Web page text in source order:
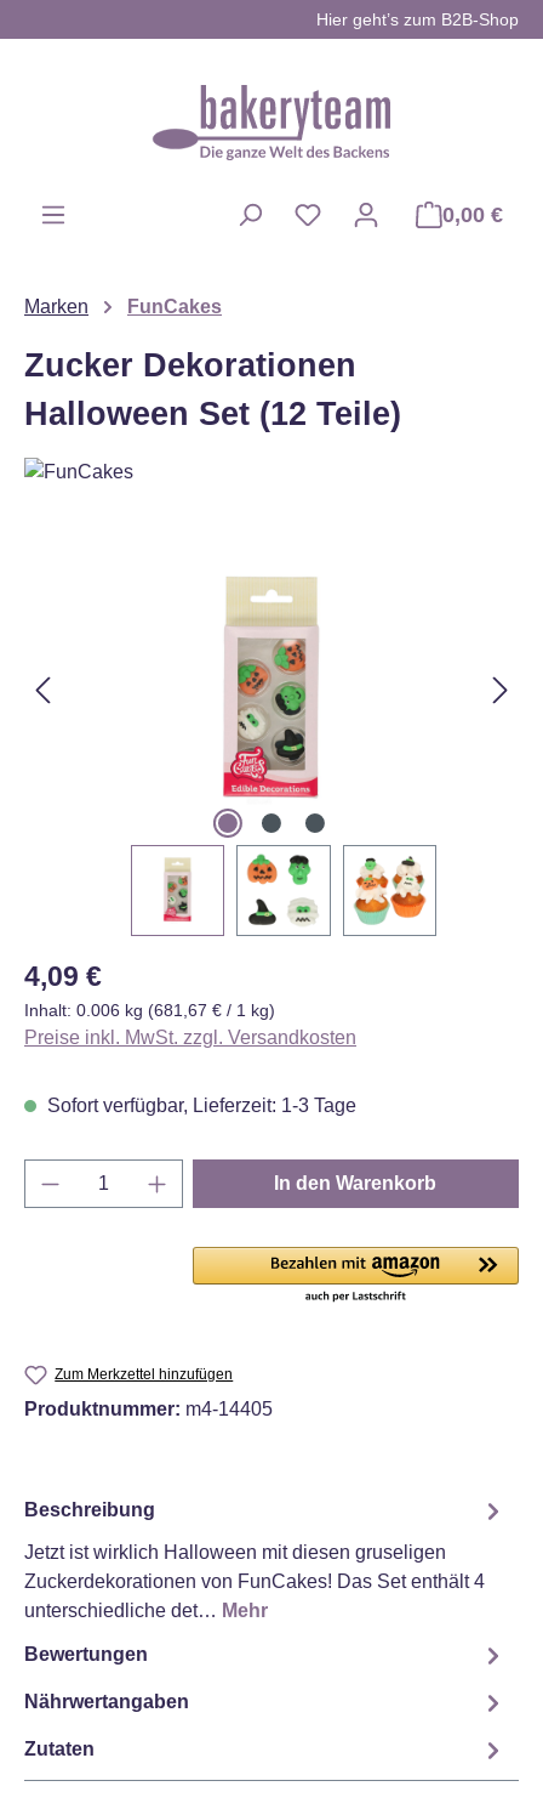
Hier geht’s zum B2B-Shop
0,00 €
Marken FunCakes
Zucker Dekorationen
Halloween Set (12 Teile)
Regulärer Preis:
4,09 €
Inhalt: 0.006 kg (681,67 € / 1 kg)
Preise inkl. MwSt. zzgl. Versandkosten
Sofort verfügbar, Lieferzeit: 1-3 Tage
Produkt Anzahl: Gib den gewünschten
In den Warenkorb
Zum Merkzettel hinzufügen
Produktnummer: m4-14405
Beschreibung
Jetzt ist wirklich Halloween mit diesen gruseligen
Zuckerdekorationen von FunCakes! Das Set enthält 4
unterschiedliche det… Mehr
Bewertungen
Nährwertangaben
Zutaten